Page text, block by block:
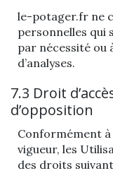
le-potager.fr ne
personnelles qui
par nécessité ou
d’analyses.
7.3 Droit
d’opposition
Conformément
vigueur, les
des droits